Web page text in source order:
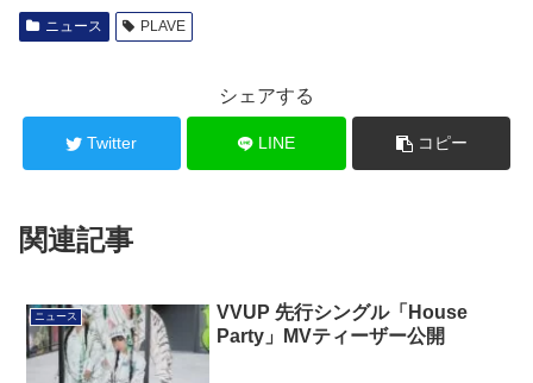
ニュース PLAVE
シェアする
Twitter LINE コピー
関連記事
ニュース
VVUP 先行シングル「House
Party」MVティーザー公開